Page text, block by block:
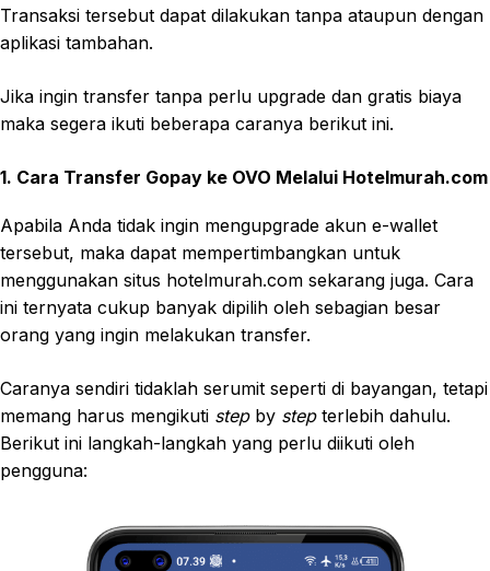
Transaksi tersebut dapat dilakukan tanpa ataupun dengan
aplikasi tambahan.
Jika ingin transfer tanpa perlu upgrade dan gratis biaya
maka segera ikuti beberapa caranya berikut ini.
1. Cara Transfer Gopay ke OVO Melalui Hotelmurah.com
Apabila Anda tidak ingin mengupgrade akun e-wallet
tersebut, maka dapat mempertimbangkan untuk
menggunakan situs hotelmurah.com sekarang juga. Cara
ini ternyata cukup banyak dipilih oleh sebagian besar
orang yang ingin melakukan transfer.
Caranya sendiri tidaklah serumit seperti di bayangan, tetapi
memang harus mengikuti step by step terlebih dahulu.
Berikut ini langkah-langkah yang perlu diikuti oleh
pengguna: